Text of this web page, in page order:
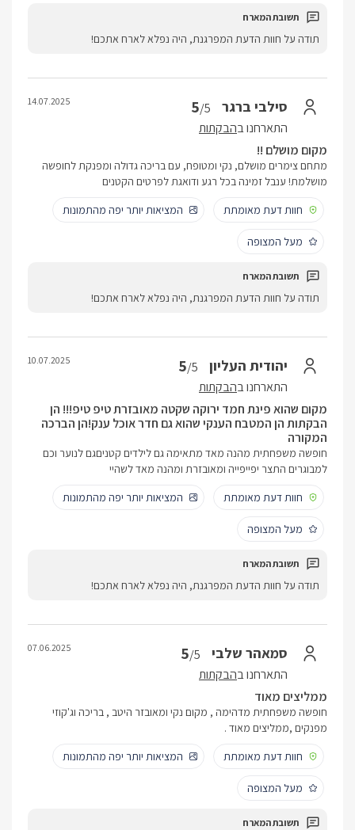
תודה על חוות הדעת המפרגנת, היה נפלא לארח אתכם!
סילבי ברגר 5/5
התארחנו בהבקתות
14.07.2025
מקום מושלם !!
מתחם צימרים מושלם, נקי ומטופח, עם בריכה גדולה ומפנקת לחופשה
מושלמת! ענבל זמינה בכל רגע ודואגת לפרטים הקטנים
חוות דעת מאומתת
המציאות יותר יפה מהתמונות
מעל המצופה
תודה על חוות הדעת המפרגנת, היה נפלא לארח אתכם!
יהודית העליון 5/5
התארחנו בהבקתות
10.07.2025
מקום שהוא פינת חמד ירוקה שקטה מאובזרת טיפ טיפ!!! הן
הבקתות הן המטבח הענקי שהוא גם חדר אוכל ענק!הן הברכה
המקורה
חופשה משפחתית מהנה מאד מתאימה גם לילדים קטניםגם לנוער וכם
למבוגרים התצר יפייפייה ומאובזרת ומהנה מאד לשהיי
חוות דעת מאומתת
המציאות יותר יפה מהתמונות
מעל המצופה
תודה על חוות הדעת המפרגנת, היה נפלא לארח אתכם!
סמאהר שלבי 5/5
התארחנו בהבקתות
07.06.2025
ממליצים מאוד
חופשה משפחתית מדהימה , מקום נקי ומאובזר היטב , בריכה וג'קוזי
מפנקים ,ממליצים מאוד .
חוות דעת מאומתת
המציאות יותר יפה מהתמונות
מעל המצופה